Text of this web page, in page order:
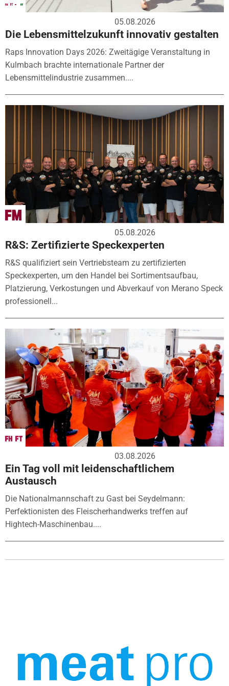
05.08.2026
Die Lebensmittelzukunft innovativ gestalten
Raps Innovation Days 2026: Zweitägige Veranstaltung in
Kulmbach brachte internationale Partner der
Lebensmittelindustrie zusammen....
05.08.2026
R&S: Zertifizierte Speckexperten
R&S qualifiziert sein Vertriebsteam zu zertifizierten
Speckexperten, um den Handel bei Sortimentsaufbau,
Platzierung, Verkostungen und Abverkauf von Merano Speck
professionell...
03.08.2026
Ein Tag voll mit leidenschaftlichem
Austausch
Die Nationalmannschaft zu Gast bei Seydelmann:
Perfektionisten des Fleischerhandwerks treffen auf
Hightech-Maschinenbau....